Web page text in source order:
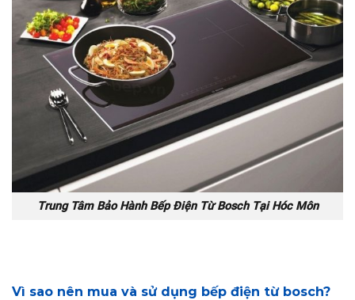
Trung Tâm Bảo Hành Bếp Điện Từ Bosch Tại Hóc Môn
Vì sao nên mua và sử dụng bếp điện từ bosch?